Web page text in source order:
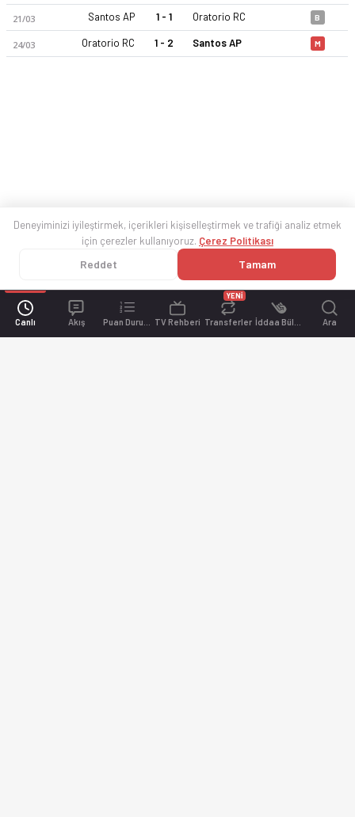
Canlı Akış TV Rehberi Transferler
YENİ
Ara
21/03 Santos AP 1 - 1 Oratorio RC B
24/03 Oratorio RC 1 - 2 Santos AP M
Deneyiminizi iyileştirmek, içerikleri kişiselleştirmek ve trafiği analiz etmek
için çerezler kullanıyoruz. Çerez Politikası
Reddet Tamam